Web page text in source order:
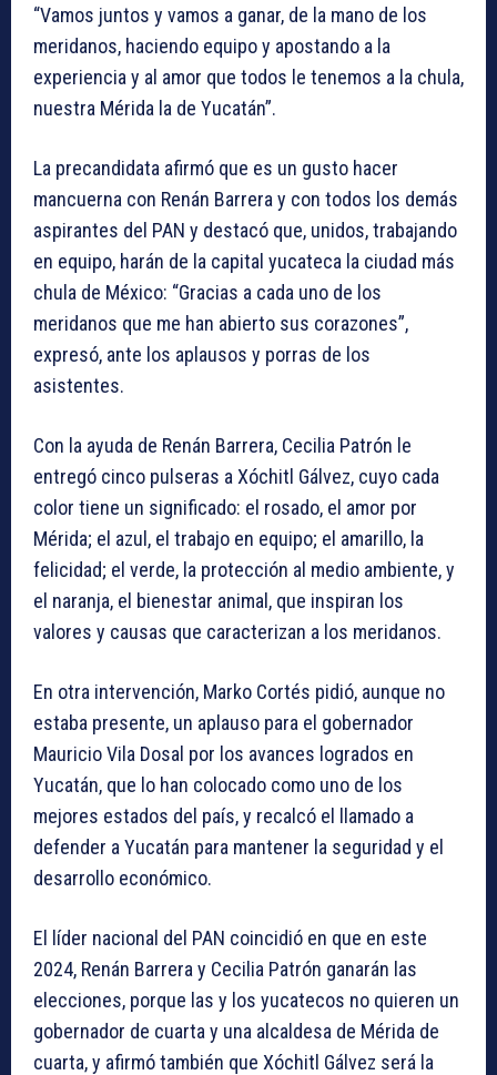
“Vamos juntos y vamos a ganar, de la mano de los
meridanos, haciendo equipo y apostando a la
experiencia y al amor que todos le tenemos a la chula,
nuestra Mérida la de Yucatán”.
La precandidata afirmó que es un gusto hacer
mancuerna con Renán Barrera y con todos los demás
aspirantes del PAN y destacó que, unidos, trabajando
en equipo, harán de la capital yucateca la ciudad más
chula de México: “Gracias a cada uno de los
meridanos que me han abierto sus corazones”,
expresó, ante los aplausos y porras de los
asistentes.
Con la ayuda de Renán Barrera, Cecilia Patrón le
entregó cinco pulseras a Xóchitl Gálvez, cuyo cada
color tiene un significado: el rosado, el amor por
Mérida; el azul, el trabajo en equipo; el amarillo, la
felicidad; el verde, la protección al medio ambiente, y
el naranja, el bienestar animal, que inspiran los
valores y causas que caracterizan a los meridanos.
En otra intervención, Marko Cortés pidió, aunque no
estaba presente, un aplauso para el gobernador
Mauricio Vila Dosal por los avances logrados en
Yucatán, que lo han colocado como uno de los
mejores estados del país, y recalcó el llamado a
defender a Yucatán para mantener la seguridad y el
desarrollo económico.
El líder nacional del PAN coincidió en que en este
2024, Renán Barrera y Cecilia Patrón ganarán las
elecciones, porque las y los yucatecos no quieren un
gobernador de cuarta y una alcaldesa de Mérida de
cuarta, y afirmó también que Xóchitl Gálvez será la